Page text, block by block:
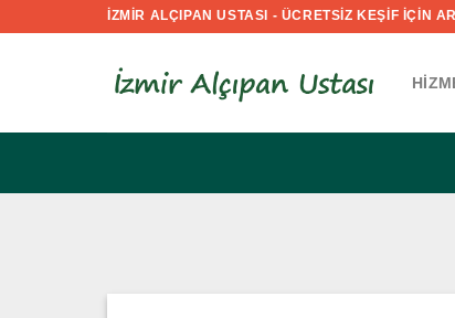
İZMİR ALÇIPAN USTASI - ÜCRETSİZ KEŞİF İÇİN